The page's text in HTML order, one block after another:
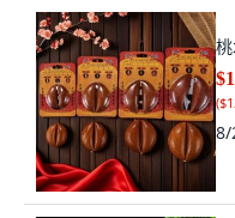
(
8/